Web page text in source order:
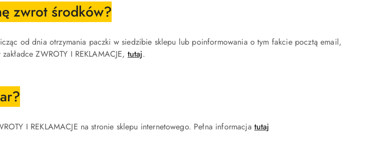
zwrot środków?
od dnia otrzymania paczki w siedzibie sklepu lub poinformowania o tym fakcie pocztą email,
ZWROTY I REKLAMACJE, tutaj.
I REKLAMACJE na stronie sklepu internetowego. Pełna informacja tutaj